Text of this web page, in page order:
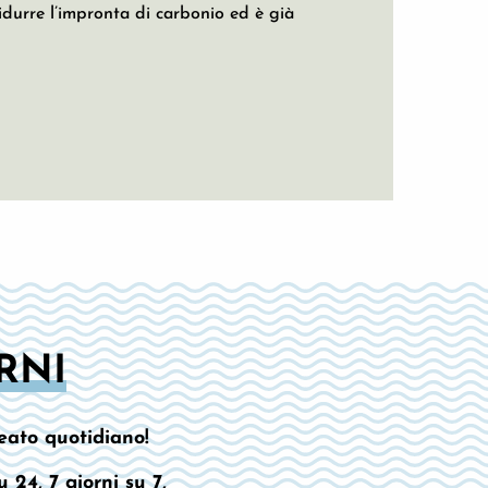
l’impronta di carbonio ed è già
quotidiano!
24, 7 giorni su 7,